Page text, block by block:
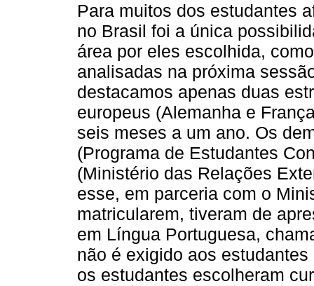
Para muitos dos estudantes
no Brasil foi a única
área por eles escolhida,
analisadas na próxima
destacamos apenas duas
europeus (Alemanha e
seis meses a um ano. Os
(Programa de Estudantes
(Ministério das Relações
esse, em parceria com o
matricularem, tiveram de
em Língua Portuguesa,
não é exigido aos
os estudantes escolheram